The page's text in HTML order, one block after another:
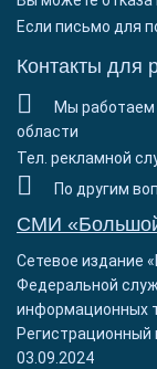
Если письмо для
Контакты для
Мы работаем
области
Тел. рекламной
По другим
СМИ
Сетевое издание
Федеральной
информационных
03.09.2024